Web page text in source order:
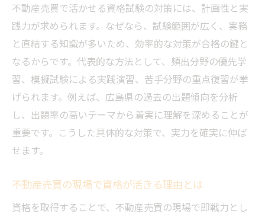
種類
不動産売買に役立つ資格の種類と特徴を解
説
三大資格が不動産売買に与えるインパクト
不動産売買で知っておきたい資格の選び方
不動産売買分野で注目のダブルライセンス
戦略
は
宅建資格取得の勉強期間や難易度を徹底解説
不動産売買で活かせる資格試験の対策には、計画性と実
践力が求められます。なぜなら、試験範囲が広く、実務
と直結する知識が多いため、効率的な対策が合格の鍵と
なるからです。代表的な方法として、頻出分野の優先学
習、模擬試験による実践演習、苦手分野の重点復習が挙
げられます。例えば、広島県の過去の出題傾向を分析
し、出題率の高いテーマから着実に理解を深めることが
重要です。こうした具体的な対策で、実力を確実に伸ば
せます。
不動産売買の現場で資格が活きる理由とは
資格を取得することで、不動産売買の現場で即戦力とし